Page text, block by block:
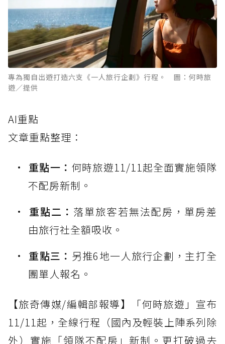
專為獨自出遊打造六支《一人旅行企劃》行程。 圖：何時旅
遊／提供
AI重點
文章重點整理：
重點一： 何時旅遊11/11起全面實施領隊
不配房新制。
重點二： 落單旅客若無法配房，單房差
由旅行社全額吸收。
重點三： 另推6地一人旅行企劃，主打全
團單人報名。
【旅奇傳媒/編輯部報導】「何時旅遊」宣布
11/11起，全線行程（國內及輕裝上陣系列除
外）實施「領隊不配房」新制。更打破過去